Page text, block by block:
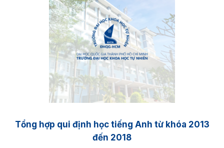
Tổng hợp qui định học tiếng Anh từ khóa 2013
đến 2018